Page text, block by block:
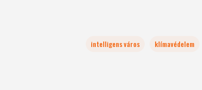
intelligens város klímavédelem